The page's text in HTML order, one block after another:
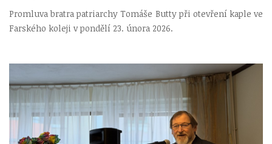
Promluva bratra patriarchy Tomáše Butty při otevření kaple ve
Farského koleji v pondělí 23. února 2026.